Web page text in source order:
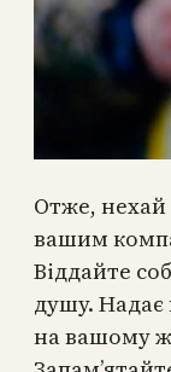
Отже,
вашим
Віддайте
душу. Надає
на вашому